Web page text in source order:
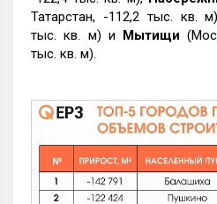
Татарстан, -112,2 тыс. кв.
тыс. кв. м) и Мытищи
тыс. кв. м).